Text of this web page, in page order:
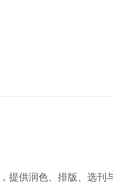
，提供润色、排版、选